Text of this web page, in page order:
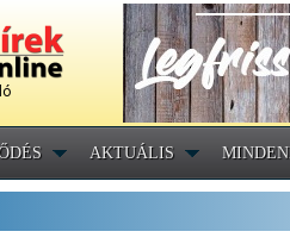
AKTUÁLIS